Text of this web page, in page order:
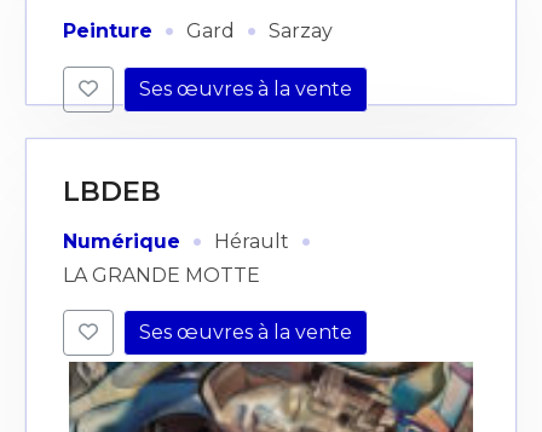
Peinture · Gard · Sarzay
Ses œuvres à la vente
LBDEB
Numérique · Hérault ·
LA GRANDE MOTTE
Ses œuvres à la vente